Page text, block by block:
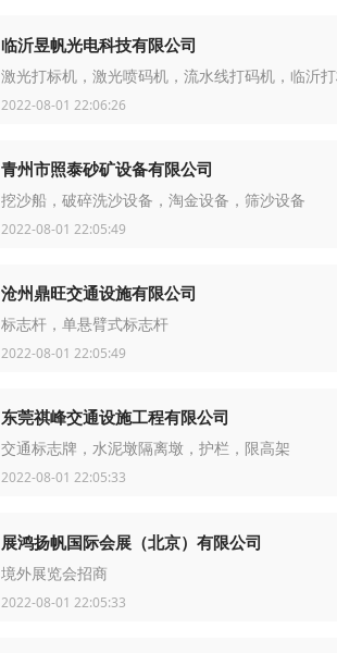
临沂昱帆光电科技有限公司
激光打标机，激光喷码机，流水线打码机，临沂
2022-08-01 22:06:26
青州市照泰砂矿设备有限公司
挖沙船，破碎洗沙设备，淘金设备，筛沙设备
2022-08-01 22:05:49
沧州鼎旺交通设施有限公司
标志杆，单悬臂式标志杆
2022-08-01 22:05:49
东莞祺峰交通设施工程有限公司
交通标志牌，水泥墩隔离墩，护栏，限高架
2022-08-01 22:05:33
展鸿扬帆国际会展（北京）有限公司
境外展览会招商
2022-08-01 22:05:33